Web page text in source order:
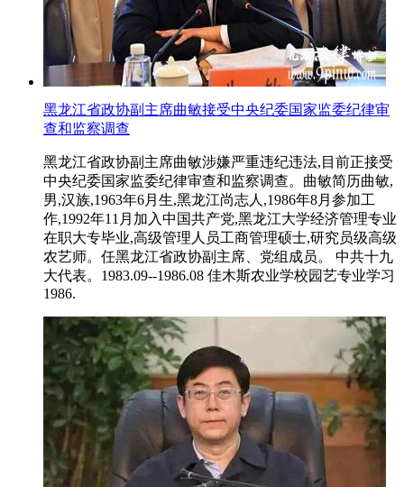
黑龙江省政协副主席曲敏接受中央纪委国家监委纪律审
查和监察调查
黑龙江省政协副主席曲敏涉嫌严重违纪违法,目前正接受
中央纪委国家监委纪律审查和监察调查。曲敏简历曲敏,
男,汉族,1963年6月生,黑龙江尚志人,1986年8月参加工
作,1992年11月加入中国共产党,黑龙江大学经济管理专业
在职大专毕业,高级管理人员工商管理硕士,研究员级高级
农艺师。任黑龙江省政协副主席、党组成员。 中共十九
大代表。1983.09--1986.08 佳木斯农业学校园艺专业学习
1986.